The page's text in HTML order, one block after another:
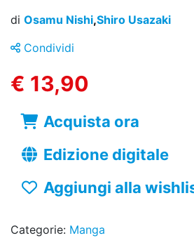
di Osamu Nishi,Shiro Usazaki
Condividi
€ 13,90
Acquista ora
Edizione digitale
Aggiungi alla
Categorie: Manga